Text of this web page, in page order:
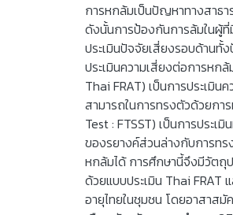
การหกล้มเป็นปัญหาทางสาธ
ดังนั้นการป้องกันการล้มในผู้
ประเมินปัจจัยเสี่ยงรอบด้านทั้
ประเมินความเสี่ยงต่อการหก
Thai FRAT) เป็นการประเมิน
สามารถในการทรงตัวด้วยก
Test : FTSST) เป็นการประ
ของรยางค์ส่วนล่างกับการท
หกล้มได้ การศึกษานี้จึงมีวัตถุ
ด้วยแบบประเมิน Thai FRAT
อายุไทยในชุมชน โดยอาสาส